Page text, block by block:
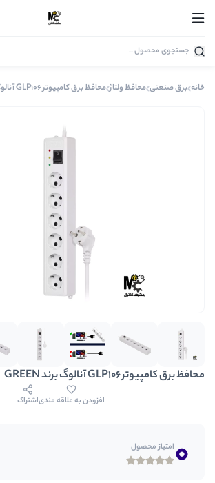
خانه برق صنعتی محافظ ولتاژ محافظ برق کامپیوتر GLP106 آنالوگ برند GREEN
محافظ برق کامپیوتر GLP106 آنالوگ برند GREEN
افزودن به علاقه مندیاشتراک
0امتیاز محصول